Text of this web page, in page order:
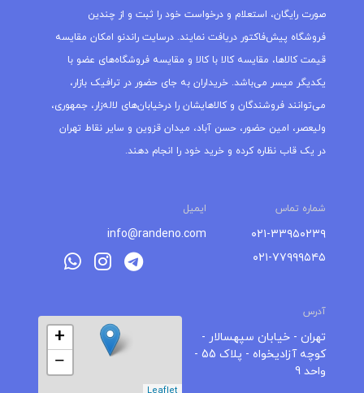
صورت رایگان، استعلام و درخواست خود را ثبت و از چندین
فروشگاه پیش‌فاکتور دریافت نمایند. درسایت راندنو امکان مقایسه
قیمت کالاها، مقایسه کالا با کالا و مقایسه فروشگاه‌های عضو با
یکدیگر میسر می‌باشد. خریداران به جای حضور در ترافیک بازار،
می‌توانند فروشندگان و کالاهایشان را درخیابان‌های لاله‌زار، جمهوری،
ولیعصر، امین حضور، حسن آباد، میدان قزوین و سایر نقاط تهران
در یک قاب نظاره کرده و خرید خود را انجام دهند.
شماره تماس ایمیل
۰۲۱-۳۳۹۵۰۲۳۹
۰۲۱-۷۷۹۹۹۵۴۵
info@randeno.com
آدرس
تهران - خیابان سپهسالار -
کوچه آزادیخواه - پلاک 55 -
واحد 9
+
−